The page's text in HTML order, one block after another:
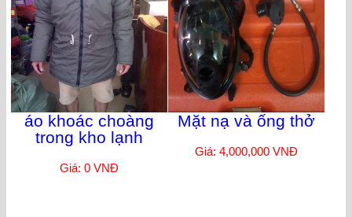
áo khoác choàng
trong kho lạnh
Giá: 0 VNĐ
Mặt nạ và ống thở
Giá: 4,000,000 VNĐ